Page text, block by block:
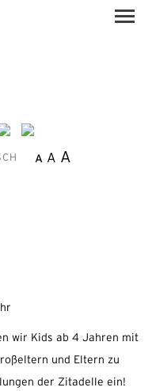
A A A
wir Kids ab 4 Jahren mit
und Eltern zu
der Zitadelle ein!